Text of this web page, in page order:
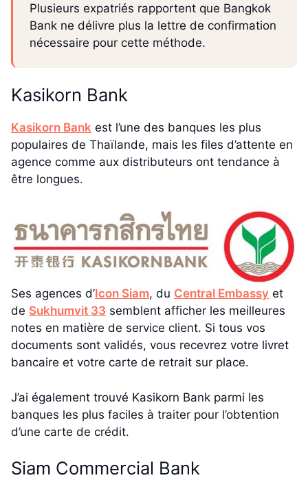
Plusieurs expatriés rapportent que Bangkok
Bank ne délivre plus la lettre de confirmation
nécessaire pour cette méthode.
Kasikorn Bank
Kasikorn Bank est l’une des banques les plus
populaires de Thaïlande, mais les files d’attente en
agence comme aux distributeurs ont tendance à
être longues.
Ses agences d’Icon Siam, du Central Embassy et
de Sukhumvit 33 semblent afficher les meilleures
notes en matière de service client. Si tous vos
documents sont validés, vous recevrez votre livret
bancaire et votre carte de retrait sur place.
J’ai également trouvé Kasikorn Bank parmi les
banques les plus faciles à traiter pour l’obtention
d’une carte de crédit.
Siam Commercial Bank